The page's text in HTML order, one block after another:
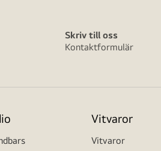
Skriv till oss
Kontaktformulär
Vitvaror
Vitvaror